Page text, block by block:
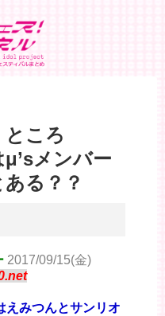
ところ
メンバー
る？？
2017/09/15(金)
えみつんとサンリオ